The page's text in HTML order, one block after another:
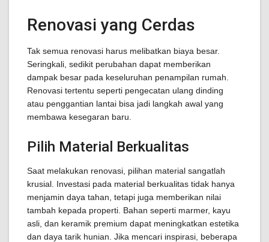
Renovasi yang Cerdas
Tak semua renovasi harus melibatkan biaya besar.
Seringkali, sedikit perubahan dapat memberikan
dampak besar pada keseluruhan penampilan rumah.
Renovasi tertentu seperti pengecatan ulang dinding
atau penggantian lantai bisa jadi langkah awal yang
membawa kesegaran baru.
Pilih Material Berkualitas
Saat melakukan renovasi, pilihan material sangatlah
krusial. Investasi pada material berkualitas tidak hanya
menjamin daya tahan, tetapi juga memberikan nilai
tambah kepada properti. Bahan seperti marmer, kayu
asli, dan keramik premium dapat meningkatkan estetika
dan daya tarik hunian. Jika mencari inspirasi, beberapa